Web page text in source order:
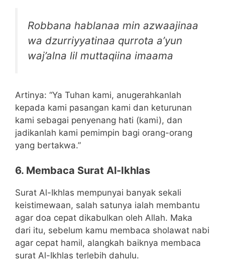
Robbana hablanaa min azwaajinaa
wa dzurriyyatinaa qurrota a’yun
waj’alna lil muttaqiina imaama
Artinya: “Ya Tuhan kami, anugerahkanlah
kepada kami pasangan kami dan keturunan
kami sebagai penyenang hati (kami), dan
jadikanlah kami pemimpin bagi orang-orang
yang bertakwa.”
6. Membaca Surat Al-Ikhlas
Surat Al-Ikhlas mempunyai banyak sekali
keistimewaan, salah satunya ialah membantu
agar doa cepat dikabulkan oleh Allah. Maka
dari itu, sebelum kamu membaca sholawat nabi
agar cepat hamil, alangkah baiknya membaca
surat Al-Ikhlas terlebih dahulu.